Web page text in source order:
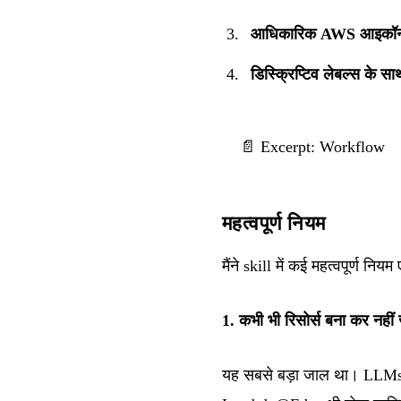
आधिकारिक AWS
डिस्क्रिप्टिव लेबल्स के
📄 Excerpt: Workflow
महत्वपूर्ण नियम
मैंने skill में कई महत्वपूर्ण नियम
1. कभी भी रिसोर्स बना कर नहीं
यह सबसे बड़ा जाल था।